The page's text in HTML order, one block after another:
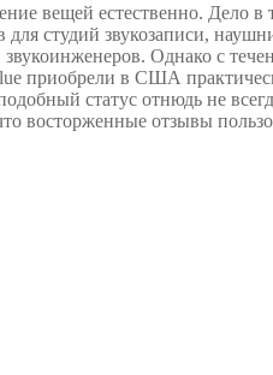
вещей естественно. Дело в
студий звукозаписи,
Однако с
приобрели в США
статус отнюдь не
восторженные отзывы